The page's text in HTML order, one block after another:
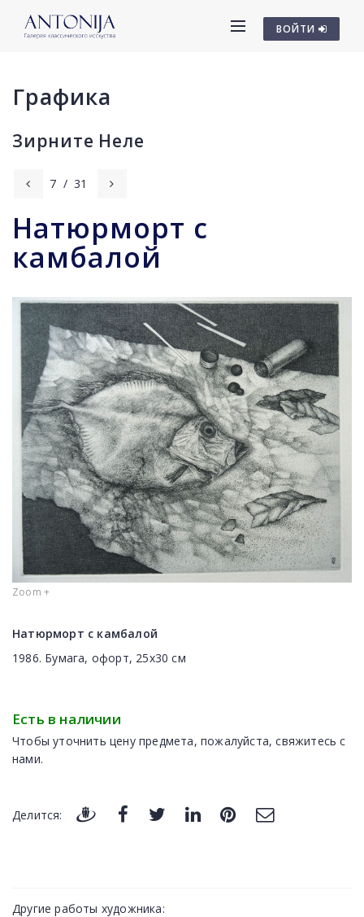
ВОЙТИ
Графика
Зирните Неле
7 / 31
Натюрморт с
камбалой
Zoom +
Натюрморт с камбалой
1986. Бумага, офорт, 25x30 см
Есть в наличии
Чтобы уточнить цену предмета, пожалуйста, свяжитесь с
нами.
Делится:
Другие работы художника: